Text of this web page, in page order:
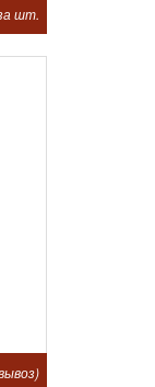
шт.